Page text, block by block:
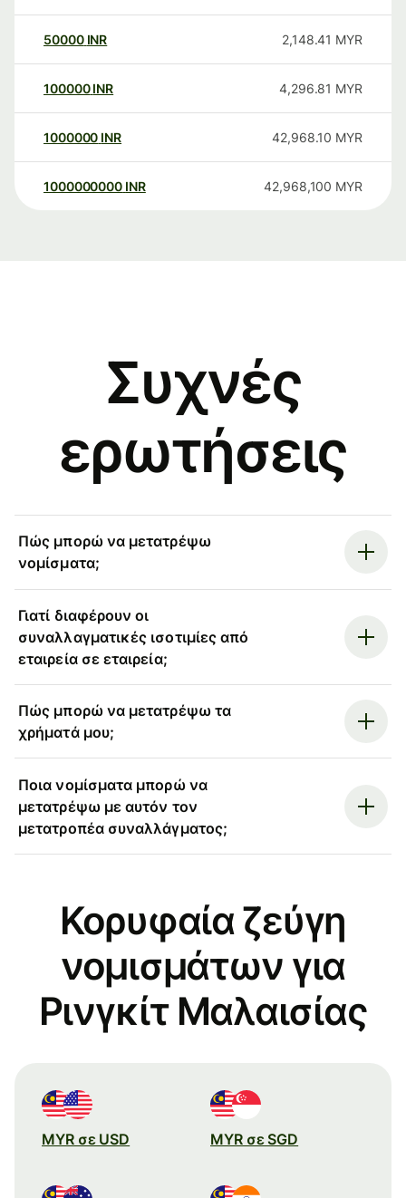
50000 INR 2,148.41 MYR
100000 INR 4,296.81 MYR
1000000 INR 42,968.10 MYR
1000000000 INR 42,968,100 MYR
Συχνές
ερωτήσεις
Πώς μπορώ να μετατρέψω
νομίσματα;
Γιατί διαφέρουν οι
συναλλαγματικές ισοτιμίες από
εταιρεία σε εταιρεία;
Πώς μπορώ να μετατρέψω τα
χρήματά μου;
Ποια νομίσματα μπορώ να
μετατρέψω με αυτόν τον
μετατροπέα συναλλάγματος;
Κορυφαία ζεύγη
νομισμάτων για
Ρινγκίτ Μαλαισίας
MYR σε USD MYR σε SGD